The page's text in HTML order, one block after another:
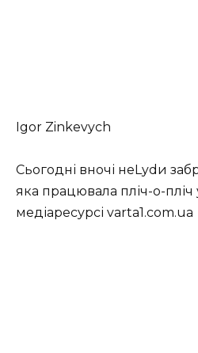
Igor Zinkevych
Сьогодні вночі неLydи
яка працювала пліч-о-
медіаресурсі varta1.com.ua